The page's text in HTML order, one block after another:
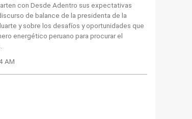
con Desde Adentro sus expectativas
de balance de la presidenta de la
y sobre los desafíos y oportunidades que
energético peruano para procurar el
AM